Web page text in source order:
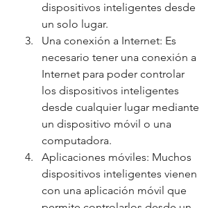
dispositivos inteligentes desde
un solo lugar.
Una conexión a Internet: Es
necesario tener una conexión a
Internet para poder controlar
los dispositivos inteligentes
desde cualquier lugar mediante
un dispositivo móvil o una
computadora.
Aplicaciones móviles: Muchos
dispositivos inteligentes vienen
con una aplicación móvil que